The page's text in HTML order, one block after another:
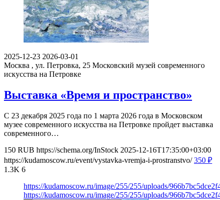
2025-12-23 2026-03-01
Москва , ул. Петровка, 25 Московский музей современного
искусства на Петровке
Выставка «Время и пространство»
С 23 декабря 2025 года по 1 марта 2026 года в Московском
музее современного искусства на Петровке пройдет выставка
современного…
150 RUB https://schema.org/InStock 2025-12-16T17:35:00+03:00
https://kudamoscow.ru/event/vystavka-vremja-i-prostranstvo/ 350 ₽
1.3K 6
https://kudamoscow.ru/image/255/255/uploads/
https://kudamoscow.ru/image/255/255/uploads/